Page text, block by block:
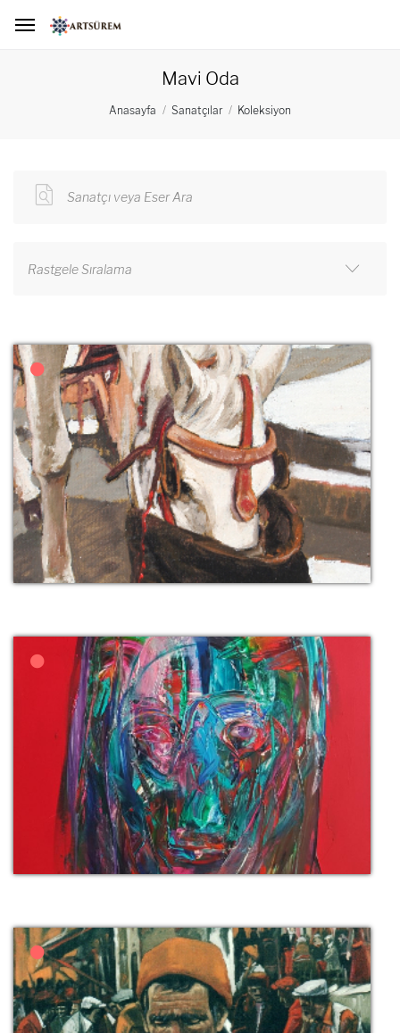
Mavi Oda
Anasayfa Sanatçılar Koleksiyon
Sanatçı veya Eser Ara
Rastgele Sıralama